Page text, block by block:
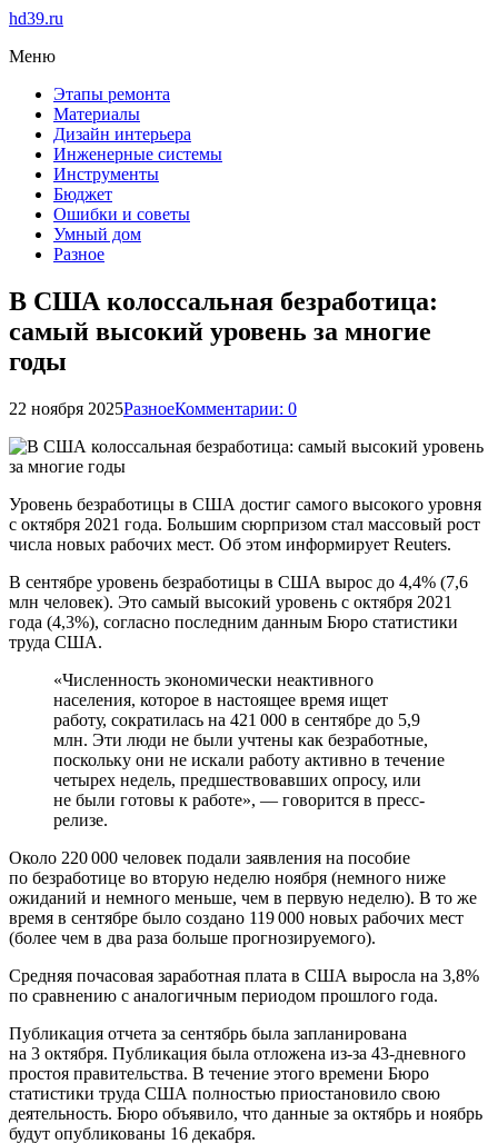
hd39.ru
Меню
Этапы ремонта
Материалы
Дизайн интерьера
Инженерные системы
Инструменты
Бюджет
Ошибки и советы
Умный дом
Разное
В США колоссальная безработица:
самый высокий уровень за многие
годы
22 ноября 2025РазноеКомментарии: 0
Уровень безработицы в США достиг самого высокого уровня
с октября 2021 года. Большим сюрпризом стал массовый рост
числа новых рабочих мест. Об этом информирует Reuters.
В сентябре уровень безработицы в США вырос до 4,4% (7,6
млн человек). Это самый высокий уровень с октября 2021
года (4,3%), согласно последним данным Бюро статистики
труда США.
«Численность экономически неактивного
населения, которое в настоящее время ищет
работу, сократилась на 421 000 в сентябре до 5,9
млн. Эти люди не были учтены как безработные,
поскольку они не искали работу активно в течение
четырех недель, предшествовавших опросу, или
не были готовы к работе», — говорится в пресс-
релизе.
Около 220 000 человек подали заявления на пособие
по безработице во вторую неделю ноября (немного ниже
ожиданий и немного меньше, чем в первую неделю). В то же
время в сентябре было создано 119 000 новых рабочих мест
(более чем в два раза больше прогнозируемого).
Средняя почасовая заработная плата в США выросла на 3,8%
по сравнению с аналогичным периодом прошлого года.
Публикация отчета за сентябрь была запланирована
на 3 октября. Публикация была отложена из-за 43-дневного
простоя правительства. В течение этого времени Бюро
статистики труда США полностью приостановило свою
деятельность. Бюро объявило, что данные за октябрь и ноябрь
будут опубликованы 16 декабря.